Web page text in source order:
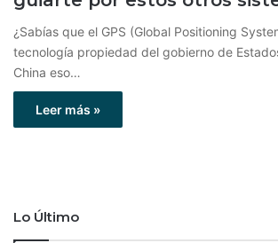
¿Sabías que el GPS (Global Positioning
tecnología propiedad del gobierno de
China eso…
Leer más »
Lo Último